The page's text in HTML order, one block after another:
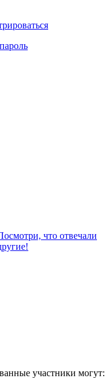
что отвeчали
участники могут: